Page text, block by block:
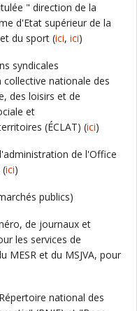
" direction de la
d'Etat supérieur de la
du sport (ici, ici)
syndicales
nationale des
des loisirs et de
et
(ÉCLAT) (ici)
de l'Office
(ici)
publics)
de journaux et
les services de
MESR et du MSJVA, pour
national des